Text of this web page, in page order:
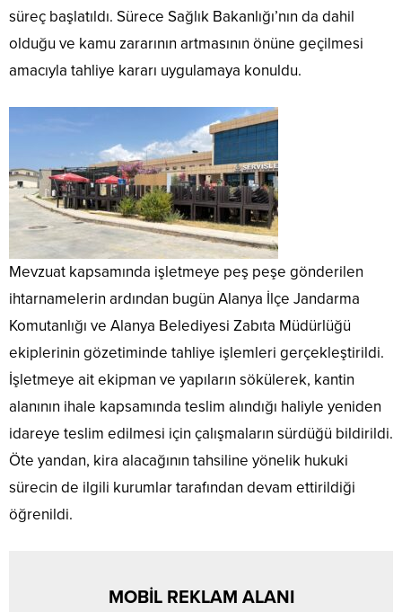
süreç başlatıldı. Sürece Sağlık Bakanlığı’nın da dahil
olduğu ve kamu zararının artmasının önüne geçilmesi
amacıyla tahliye kararı uygulamaya konuldu.
Mevzuat kapsamında işletmeye peş peşe gönderilen
ihtarnamelerin ardından bugün Alanya İlçe Jandarma
Komutanlığı ve Alanya Belediyesi Zabıta Müdürlüğü
ekiplerinin gözetiminde tahliye işlemleri gerçekleştirildi.
İşletmeye ait ekipman ve yapıların sökülerek, kantin
alanının ihale kapsamında teslim alındığı haliyle yeniden
idareye teslim edilmesi için çalışmaların sürdüğü bildirildi.
Öte yandan, kira alacağının tahsiline yönelik hukuki
sürecin de ilgili kurumlar tarafından devam ettirildiği
öğrenildi.
MOBİL REKLAM ALANI